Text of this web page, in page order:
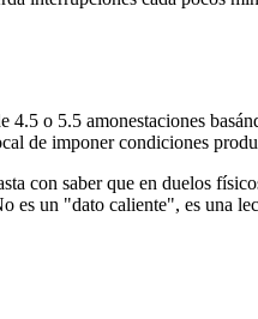
o 5.5 amonestaciones
de imponer condiciones
con saber que en duelos
es un "dato caliente", es una